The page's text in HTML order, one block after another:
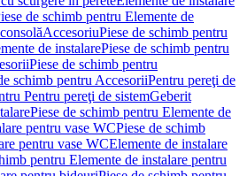
de schimb pentru Elemente de
AccesoriuPiese de schimb pentru
de instalarePiese de schimb pentru
Piese de schimb pentru
schimb pentru AccesoriiPentru pereţi de
Pentru pereţi de sistemGeberit
Piese de schimb pentru Elemente de
pentru vase WCPiese de schimb
pentru vase WCElemente de instalare
pentru Elemente de instalare pentru